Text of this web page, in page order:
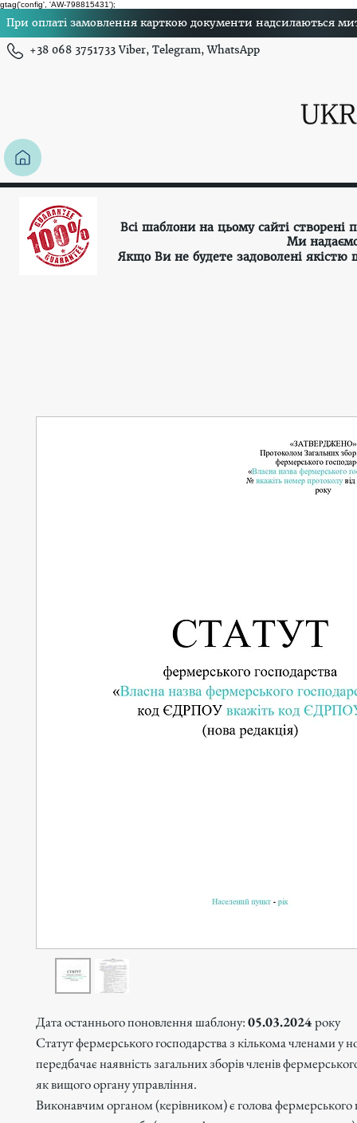
gtag('config', 'AW-798815431');
При оплаті замовлення карткою документи надсилаються
+38 068 3751733 Viber, Telegram, WhatsApp
Всі шаблони на цьому сайті
Ми
Якщо Ви не будете задоволені
Дата останнього поновлення шаблону:05.03.2024року
Статут фермерського господарства з кількома членами у
передбачає наявність загальних зборів членів
як вищого органу управління.
Виконавчим органом (керівником) є голова фермерського